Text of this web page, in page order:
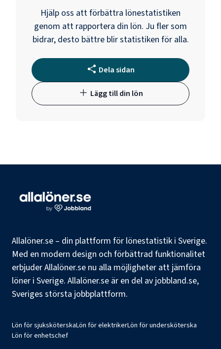
Hjälp oss att förbättra lönestatistiken
genom att rapportera din lön. Ju fler som
bidrar, desto bättre blir statistiken för alla.
Dela sidan
Lägg till din lön
Allalöner.se – din plattform för lönestatistik i Sverige.
Med en modern design och förbättrad funktionalitet
erbjuder Allalöner.se nu alla möjligheter att jämföra
löner i Sverige. Allalöner.se är en del av jobbland.se,
Sveriges största jobbplattform.
Lön för sjuksköterskaLön för elektrikerLön för undersköterska
Lön för enhetschef